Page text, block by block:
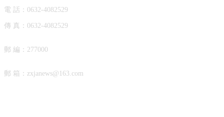
電 話： 0632-4082529
傳 真： 0632-4082529
郵 編：277000
郵 箱： zxjanews@163.com